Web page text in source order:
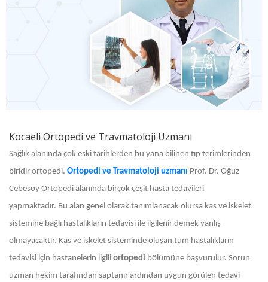
Kocaeli Ortopedi ve Travmatoloji Uzmanı
Sağlık alanında çok eski tarihlerden bu yana bilinen tıp terimlerinden
biridir ortopedi. Ortopedi ve Travmatoloji uzmanı Prof. Dr. Oğuz
Cebesoy Ortopedi alanında birçok çeşit hasta tedavileri
yapmaktadır. Bu alan genel olarak tanımlanacak olursa kas ve iskelet
sistemine bağlı hastalıkların tedavisi ile ilgilenir demek yanlış
olmayacaktır. Kas ve iskelet sisteminde oluşan tüm hastalıkların
tedavisi için hastanelerin ilgili ortopedi bölümüne başvurulur. Sorun
uzman hekim tarafından saptanır ardından uygun görülen tedavi